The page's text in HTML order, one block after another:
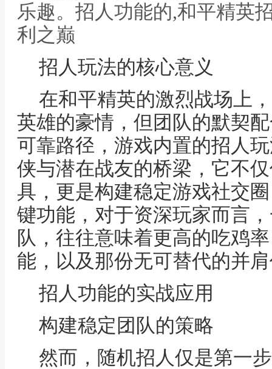
乐趣。招人功能的,和平精英
利之巅
招人玩法的核心意义
在和平精英的激烈战场上
英雄的豪情，但团队的默契
可靠路径，游戏内置的招人
侠与潜在战友的桥梁，它不
具，更是构建稳定游戏社交
键功能，对于资深玩家而言
队，往往意味着更高的吃鸡
能，以及那份无可替代的并
招人功能的实战应用
构建稳定团队的策略
然而，随机招人仅是第一